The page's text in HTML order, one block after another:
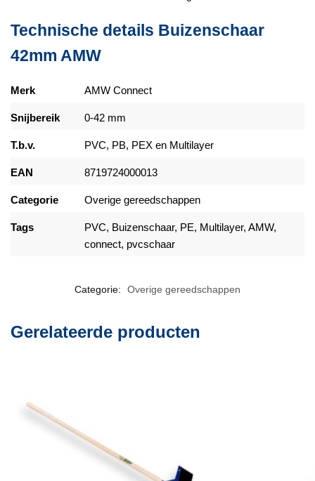
Technische details Buizenschaar
42mm AMW
Merk AMW Connect
Snijbereik 0-42 mm
T.b.v. PVC, PB, PEX en Multilayer
EAN 8719724000013
Categorie Overige gereedschappen
Tags
PVC, Buizenschaar, PE, Multilayer, AMW,
connect, pvcschaar
Categorie: Overige gereedschappen
Gerelateerde producten